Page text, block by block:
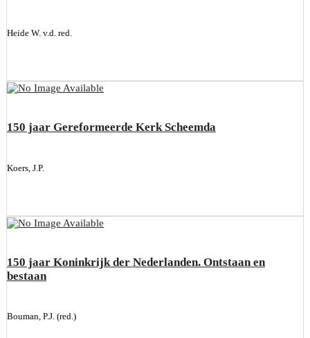
Heide W. v.d. red.
150 jaar Gereformeerde Kerk Scheemda
Koers, J.P.
150 jaar Koninkrijk der Nederlanden. Ontstaan en
bestaan
Bouman, P.J. (red.)